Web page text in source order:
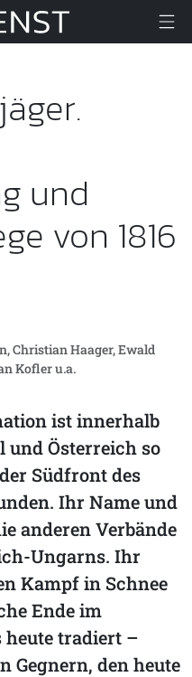
Truppendienst
und
von 1816
Christian Haager, Ewald
Kofler u.a.
ist innerhalb
und Österreich so
Südfront des
Ihr Name und
anderen Verbände
Ungarns. Ihr
Kampf in Schnee
Ende im
heute tradiert –
Gegnern, den heute